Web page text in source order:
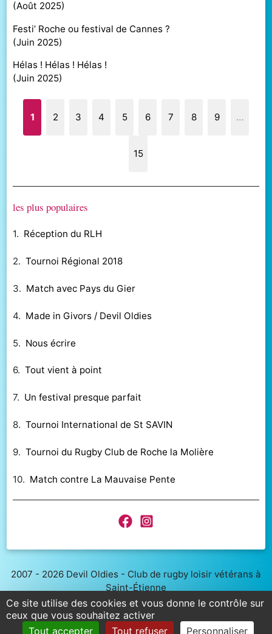
Ce site utilise des cookies et vous donne le contrôle sur
ceux que vous souhaitez activer
Tout accepter
Tout refuser Personnaliser
(Août 2025)
Festi’ Roche ou festival de Cannes ?
(Juin 2025)
Hélas ! Hélas ! Hélas !
(Juin 2025)
1 2 3 4 5 6 7 8 9 …
15
les plus populaires
1. Réception du RLH
2.Tournoi Régional 2018
3. Match avec Pays du Gier
4. Made in Givors / Devil Oldies
5. Nous écrire
6.Tout vient à point
7. Un festival presque parfait
8.Tournoi International de St SAVIN
9.Tournoi du Rugby Club de Roche la Molière
10. Match contre La Mauvaise Pente
2007 - 2026 Devil Oldies - Club de rugby loisir vétérans à
Saint-Étienne
Stade de Méons 2 - 466 Bd Louis Neltner, 42000 Saint-
Étienne
Contact|Mentions légales|On est sur Facebook|et